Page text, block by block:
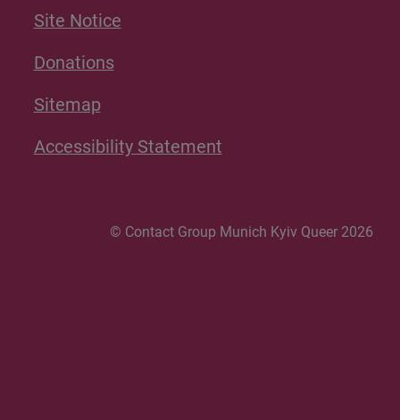
Site Notice
Donations
Sitemap
Accessibility Statement
© Contact Group Munich Kyiv Queer 2026